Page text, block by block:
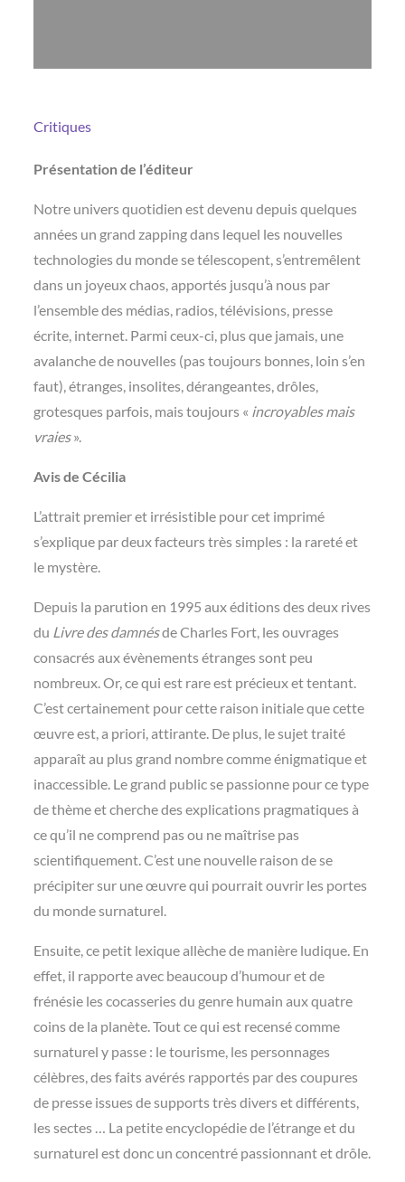
Critiques
Présentation de l’éditeur
Notre univers quotidien est devenu depuis quelques
années un grand zapping dans lequel les nouvelles
technologies du monde se télescopent, s’entremêlent
dans un joyeux chaos, apportés jusqu’à nous par
l’ensemble des médias, radios, télévisions, presse
écrite, internet. Parmi ceux-ci, plus que jamais, une
avalanche de nouvelles (pas toujours bonnes, loin s’en
faut), étranges, insolites, dérangeantes, drôles,
grotesques parfois, mais toujours « incroyables mais
vraies».
Avis de Cécilia
L’attrait premier et irrésistible pour cet imprimé
s’explique par deux facteurs très simples : la rareté et
le mystère.
Depuis la parution en 1995 aux éditions des deux rives
du Livre des damnésde Charles Fort, les ouvrages
consacrés aux évènements étranges sont peu
nombreux. Or, ce qui est rare est précieux et tentant.
C’est certainement pour cette raison initiale que cette
œuvre est, a priori, attirante. De plus, le sujet traité
apparaît au plus grand nombre comme énigmatique et
inaccessible. Le grand public se passionne pour ce type
de thème et cherche des explications pragmatiques à
ce qu’il ne comprend pas ou ne maîtrise pas
scientifiquement. C’est une nouvelle raison de se
précipiter sur une œuvre qui pourrait ouvrir les portes
du monde surnaturel.
Ensuite, ce petit lexique allèche de manière ludique. En
effet, il rapporte avec beaucoup d’humour et de
frénésie les cocasseries du genre humain aux quatre
coins de la planète. Tout ce qui est recensé comme
surnaturel y passe : le tourisme, les personnages
célèbres, des faits avérés rapportés par des coupures
de presse issues de supports très divers et différents,
les sectes … La petite encyclopédie de l’étrange et du
surnaturel est donc un concentré passionnant et drôle.